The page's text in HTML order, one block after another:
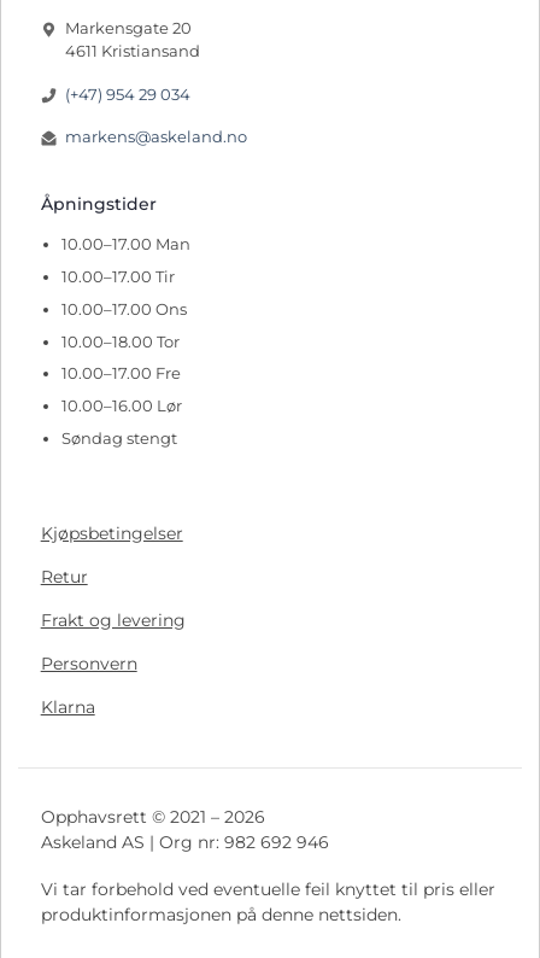
Markensgate 20
4611 Kristiansand
(+47) 954 29 034
markens@askeland.no
Åpningstider
10.00–17.00 Man
10.00–17.00 Tir
10.00–17.00 Ons
10.00–18.00 Tor
10.00–17.00 Fre
10.00–16.00 Lør
Søndag stengt
Kjøpsbetingelser
Retur
Frakt og levering
Personvern
Klarna
Opphavsrett © 2021 – 2026
Askeland AS | Org nr: 982 692 946
Vi tar forbehold ved eventuelle feil knyttet til pris eller
produktinformasjonen på denne nettsiden.